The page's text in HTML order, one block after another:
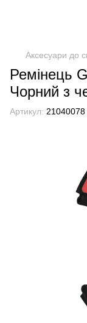
Аксесуари до
Ремінець
Чорний з
Артикул: 21040078